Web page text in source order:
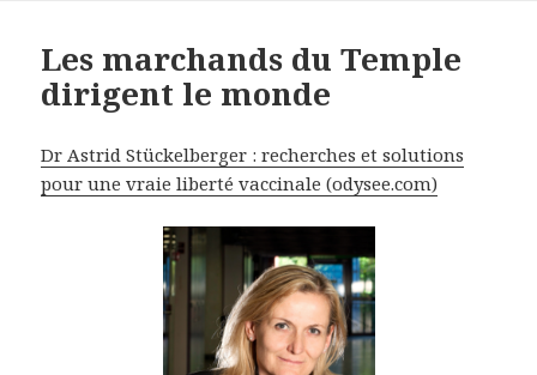
Les marchands du Temple
dirigent le monde
Dr Astrid Stückelberger : recherches et solutions
pour une vraie liberté vaccinale (odysee.com)